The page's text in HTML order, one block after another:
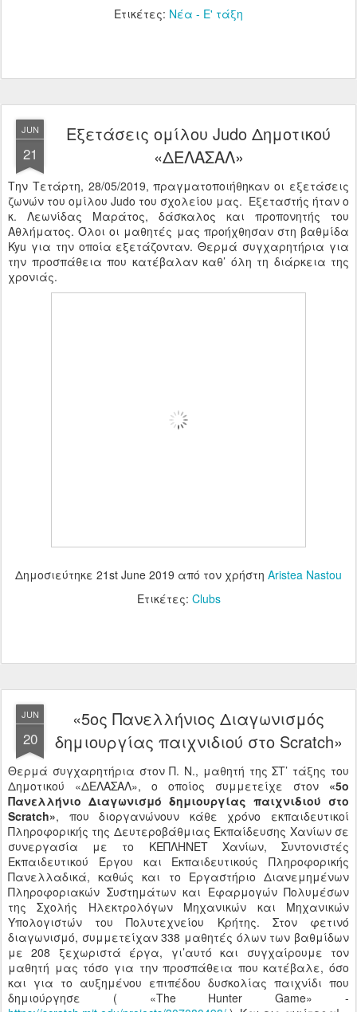
Ετικέτες: Νέα - Ε' τάξη
JUN
21
Εξετάσεις ομίλου Judo Δημοτικού
«ΔΕΛΑΣΑΛ»
Την Τετάρτη, 28/05/2019, πραγματοποιήθηκαν οι εξετάσεις
ζωνών του ομίλου Judo του σχολείου μας. Εξεταστής ήταν ο
κ. Λεωνίδας Μαράτος, δάσκαλος και προπονητής του
Αθλήματος. Όλοι οι μαθητές μας προήχθησαν στη βαθμίδα
Kyu για την οποία εξετάζονταν. Θερμά συγχαρητήρια για
την προσπάθεια που κατέβαλαν καθ’ όλη τη διάρκεια της
χρονιάς.
Δημοσιεύτηκε 21st June 2019 από τον χρήστη Aristea Nastou
Ετικέτες: Clubs
JUN
20
«5ος Πανελλήνιος Διαγωνισμός
δημιουργίας παιχνιδιού στο Scratch»
Θερμά συγχαρητήρια στον Π. Ν., μαθητή της ΣΤ’ τάξης του
Δημοτικού «ΔΕΛΑΣΑΛ», ο οποίος συμμετείχε στον «5ο
Πανελλήνιο Διαγωνισμό δημιουργίας παιχνιδιού στο
Scratch», που διοργανώνουν κάθε χρόνο εκπαιδευτικοί
Πληροφορικής της Δευτεροβάθμιας Εκπαίδευσης Χανίων σε
συνεργασία με το ΚΕΠΛΗΝΕΤ Χανίων, Συντονιστές
Εκπαιδευτικού Έργου και Εκπαιδευτικούς Πληροφορικής
Πανελλαδικά, καθώς και το Εργαστήριο Διανεμημένων
Πληροφοριακών Συστημάτων και Εφαρμογών Πολυμέσων
της Σχολής Ηλεκτρολόγων Μηχανικών και Μηχανικών
Υπολογιστών του Πολυτεχνείου Κρήτης. Στον φετινό
διαγωνισμό, συμμετείχαν 338 μαθητές όλων των βαθμίδων
με 208 ξεχωριστά έργα, γι’αυτό και συγχαίρουμε τον
μαθητή μας τόσο για την προσπάθεια που κατέβαλε, όσο
και για το αυξημένου επιπέδου δυσκολίας παιχνίδι που
δημιούργησε ( «The Hunter Game» -